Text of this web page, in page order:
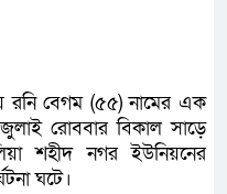
রনি বেগম (৫৫) নামের এক
জুলাই রোববার বিকাল সাড়ে
শহীদ নগর ইউনিয়নের
ঘটে।